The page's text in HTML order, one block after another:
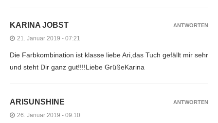
KARINA JOBST
21. Januar 2019 - 07:21
Die Farbkombination ist klasse liebe Ari,das Tuch gefällt mir sehr
und steht Dir ganz gut!!!!Liebe GrüßeKarina
ANTWORTEN
ARISUNSHINE
26. Januar 2019 - 09:10
ANTWORTEN